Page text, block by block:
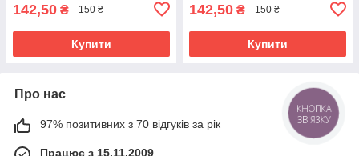
142,50 ₴ 150 ₴
Купити
142,50 ₴ 150 ₴
Купити
Про нас
97% позитивних з 70 відгуків за рік
Працює з 15.11.2009
КНОПКА
ЗВ'ЯЗКУ